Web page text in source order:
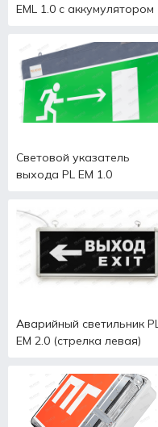
EML 1.0 с аккумулятором
Световой указатель
выхода PL EM 1.0
Аварийный светильник PL
EM 2.0 (стрелка левая)